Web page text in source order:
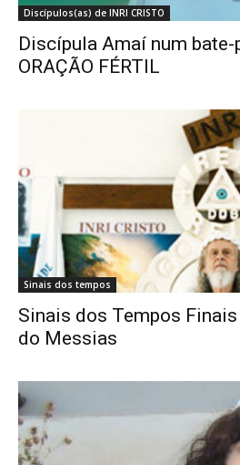
Discípulos(as) de INRI CRISTO
Discípula Amaí num bate-
ORAÇÃO FÉRTIL
Sinais dos tempos
Sinais dos Tempos
do Messias